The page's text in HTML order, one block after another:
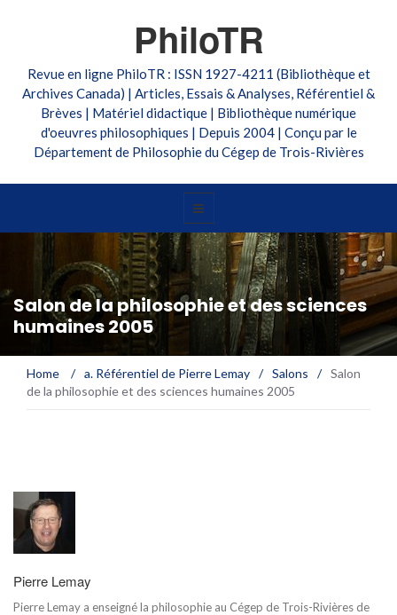
PhiloTR
Revue en ligne PhiloTR : ISSN 1927-4211 (Bibliothèque et
Archives Canada) | Articles, Essais & Analyses, Référentiel &
Brèves | Matériel didactique | Bibliothèque numérique
d'oeuvres philosophiques | Depuis 2004 | Conçu par le
Département de Philosophie du Cégep de Trois-Rivières
Salon de la philosophie et des sciences
humaines 2005
Home / a. Référentiel de Pierre Lemay / Salons / Salon
de la philosophie et des sciences humaines 2005
Pierre Lemay
Pierre Lemay a enseigné la philosophie au Cégep de Trois-Rivières de